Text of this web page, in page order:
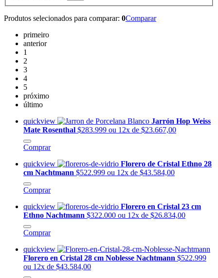
Produtos selecionados para comparar: 0Comparar
primeiro
anterior
1
2
3
4
5
próximo
último
quickview
Jarrón Hop Weiss
Mate Rosenthal $283.999 ou 12x de $23.667,00
Comprar
quickview
Florero de Cristal Ethno 28
cm Nachtmann $522.999 ou 12x de $43.584,00
Comprar
quickview
Florero en Cristal 23 cm
Ethno Nachtmann $322.000 ou 12x de $26.834,00
Comprar
quickview
Florero en Cristal 28 cm Noblesse Nachtmann $522.999
ou 12x de $43.584,00